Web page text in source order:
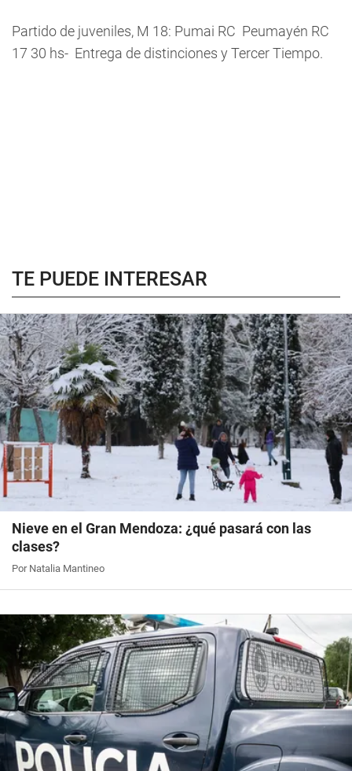
Partido de juveniles, M 18: Pumai RC  Peumayén RC
17 30 hs- Entrega de distinciones y Tercer Tiempo.
TE PUEDE INTERESAR
Nieve en el Gran Mendoza: ¿qué pasará con las
clases?
Por Natalia Mantineo